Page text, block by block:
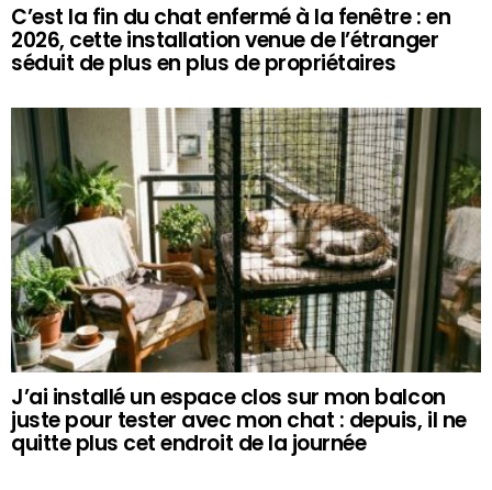
C’est la fin du chat enfermé à la fenêtre : en
2026, cette installation venue de l’étranger
séduit de plus en plus de propriétaires
J’ai installé un espace clos sur mon balcon
juste pour tester avec mon chat : depuis, il ne
quitte plus cet endroit de la journée